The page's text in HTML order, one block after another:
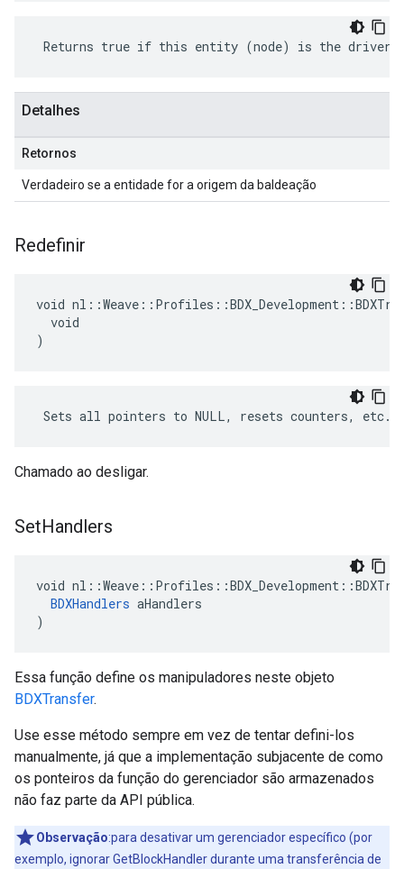
Returns true if this entity (node) is the driver
Detalhes
Retornos
Verdadeiro se a entidade for a origem da baldeação
Redefinir
void
  void
)
Sets all pointers to NULL, resets counters, etc.
Chamado ao desligar.
SetHandlers
void
BDXHandlers aHandlers
)
Essa função define os manipuladores neste objeto
BDXTransfer.
Use esse método sempre em vez de tentar defini-los
manualmente, já que a implementação subjacente de como
os ponteiros da função do gerenciador são armazenados
não faz parte da API pública.
Observação:para desativar um gerenciador específico (por
exemplo, ignorar GetBlockHandler durante uma transferência de